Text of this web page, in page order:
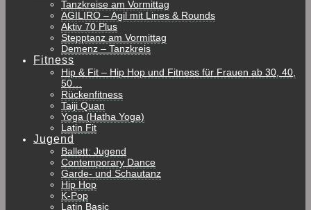
Tanzkreise am Vormittag
AGILIRO – Agil mit Lines & Rounds
Aktiv 70 Plus
Stepptanz am Vormittag
Demenz – Tanzkreis
Fitness
Hip & Fit – Hip Hop und Fitness für Frauen ab 30, 40,
50…
Rückenfitness
Taiji Quan
Yoga (Hatha Yoga)
Latin Fit
Jugend
Ballett: Jugend
Contemporary Dance
Garde- und Schautanz
Hip Hop
K-Pop
Latin Basic